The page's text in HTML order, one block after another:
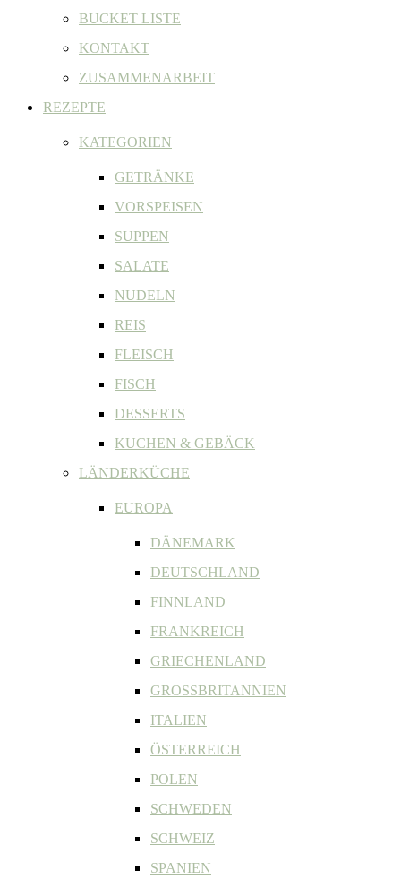
BUCKET LISTE
KONTAKT
ZUSAMMENARBEIT
REZEPTE
KATEGORIEN
GETRÄNKE
VORSPEISEN
SUPPEN
SALATE
NUDELN
REIS
FLEISCH
FISCH
DESSERTS
KUCHEN & GEBÄCK
LÄNDERKÜCHE
EUROPA
DÄNEMARK
DEUTSCHLAND
FINNLAND
FRANKREICH
GRIECHENLAND
GROSSBRITANNIEN
ITALIEN
ÖSTERREICH
POLEN
SCHWEDEN
SCHWEIZ
SPANIEN